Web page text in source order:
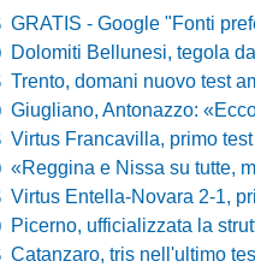
GRATIS - Google "Fonti preferite",
Dolomiti Bellunesi, tegola
Trento, domani nuovo test
Giugliano, Antonazzo:
Virtus Francavilla, primo test di livello:
«Reggina e Nissa su tutte, ma noi
Virtus Entella-Novara 2-1, primo stop nel
Picerno, ufficializzata la
Catanzaro, tris nell'ultimo